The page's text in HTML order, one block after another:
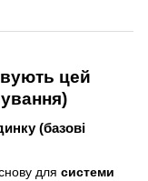
цей
(базові
для системи